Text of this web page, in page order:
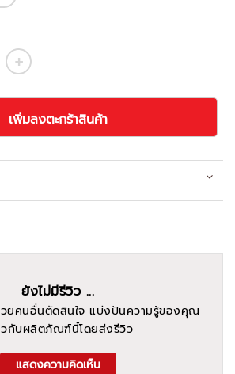
เพิ่มลงตะกร้าสินค้า
ยังไม่มีรีวิว ...
ยคนอื่นตัดสินใจ แบ่งปันความรู้ของคุณ
วกับผลิตภัณฑ์นี้โดยส่งรีวิว
แสดงความคิดเห็น